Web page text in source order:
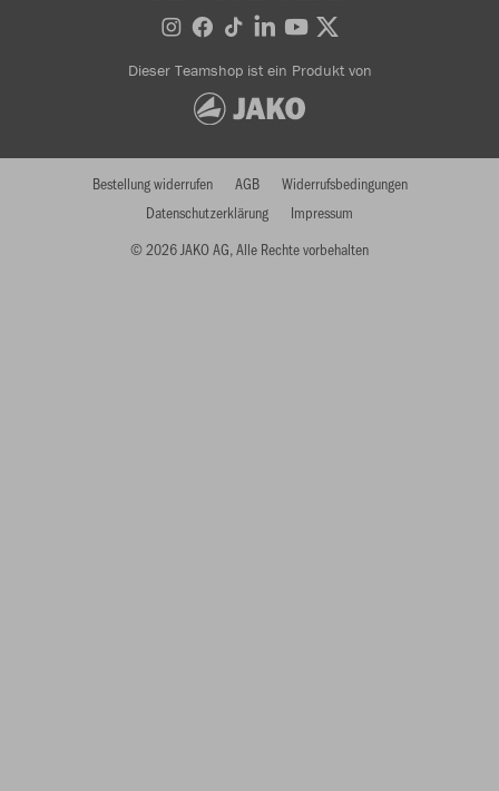
Dieser Teamshop ist ein Produkt von
© 2026 JAKO AG, Alle Rechte vorbehalten
Bestellung widerrufen AGB
Widerrufsbedingungen
Datenschutzerklärung
Impressum